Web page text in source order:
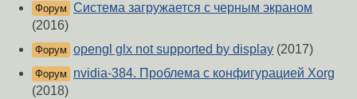
Форум Cистема загружается с черным экраном
(2016)
Форум opengl glx not supported by display (2017)
Форум
nvidia-384. Проблема с конфигурацией Xorg
(2018)